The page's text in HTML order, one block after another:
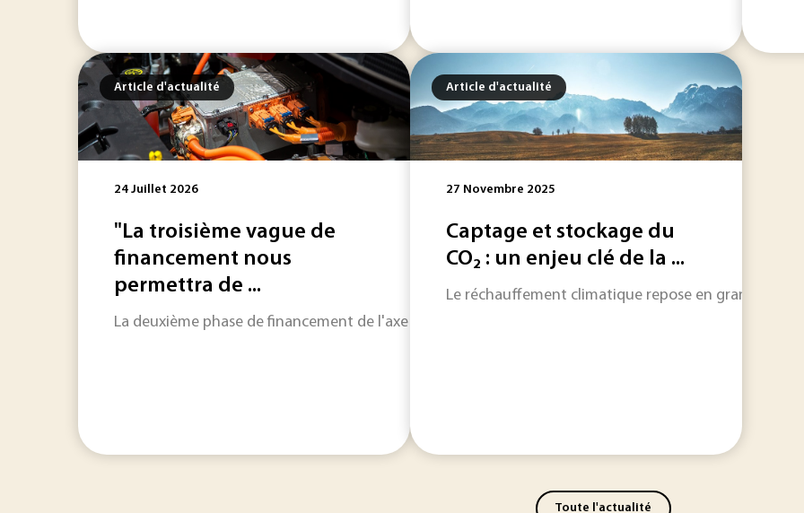
Article d'actualité
24 Juillet 2026
"La troisième vague de
financement nous
permettra de ...
La deuxième phase de financement de l'axe batterie du PEPR Recyclage a débuté en début d'année
Article d'actualité
27 Novembre 2025
Captage et stockage du
CO₂ : un enjeu clé de la ...
Le réchauffement climatique repose en grande
Toute l'actualité